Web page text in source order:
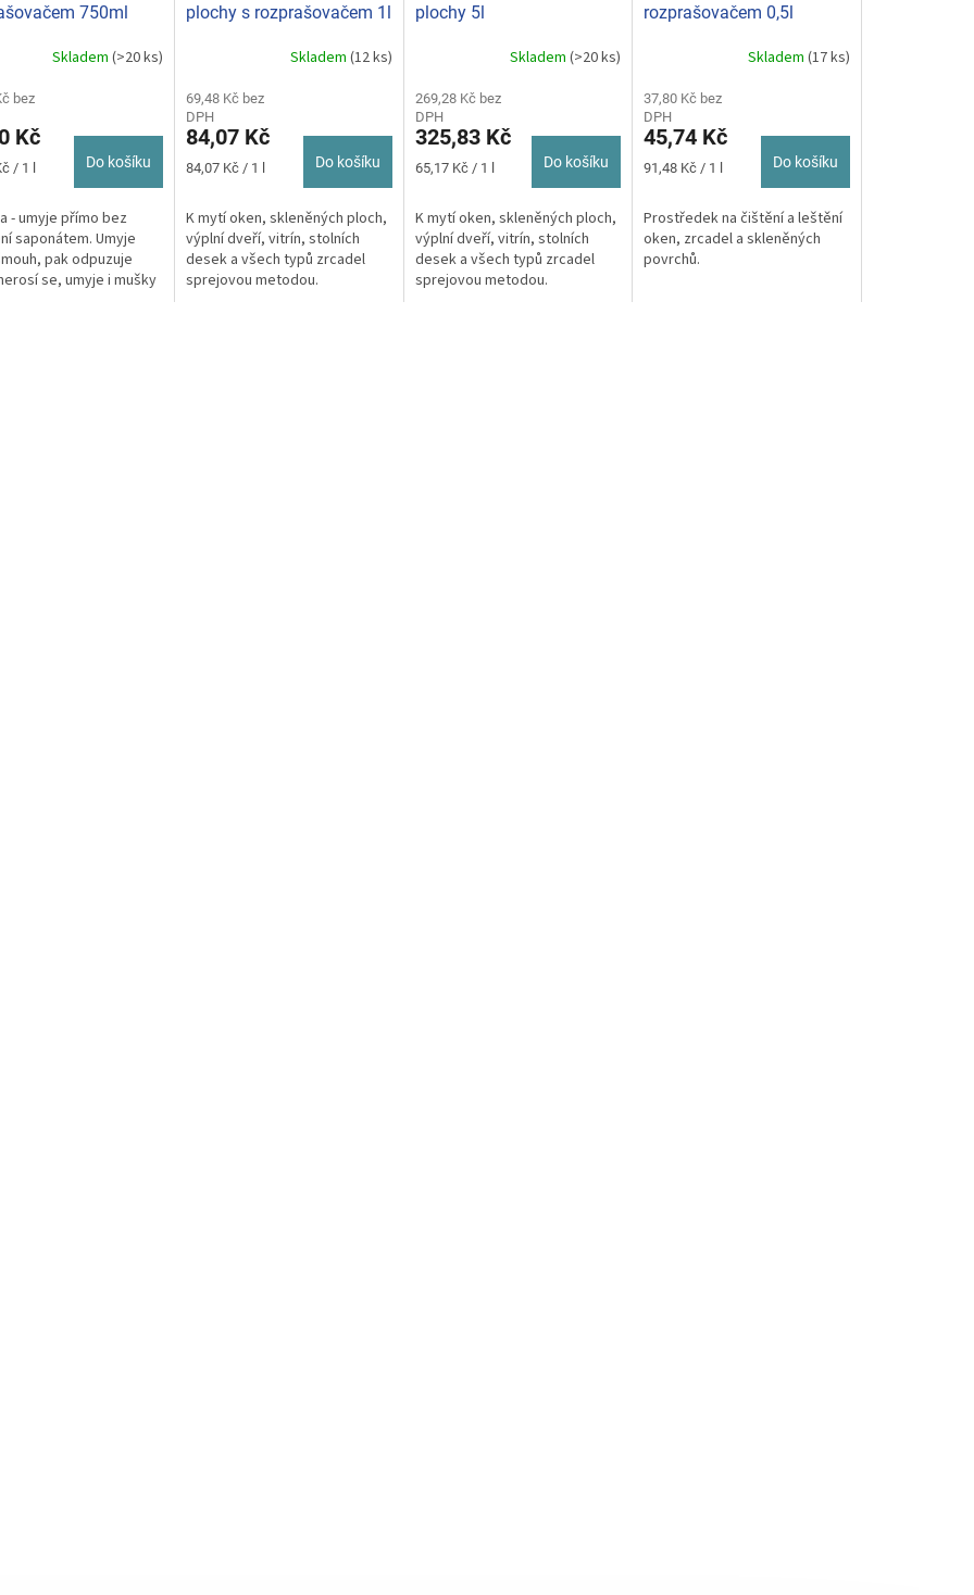
750ml
Skladem (>20 ks)
bez
Kč
/ 1 l Do košíku
- umyje přímo bez
saponátem. Umyje
pak odpuzuje
se, umyje i mušky
plochy s rozprašovačem 1l
produktu
je
5,0
z
Skladem (12 ks)
69,48 Kč bez
DPH
84,07 Kč
Měrná
84,07 Kč / 1 l Do košíku
K mytí oken, skleněných ploch,
výplní dveří, vitrín, stolních
desek a všech typů zrcadel
sprejovou metodou.
plochy 5l
produktu
je
5,0
z
Skladem(>20 ks)
269,28 Kč bez
DPH
325,83 Kč
Měrná
65,17 Kč / 1 l Do košíku
K mytí oken, skleněných ploch,
výplní dveří, vitrín, stolních
desek a všech typů zrcadel
sprejovou metodou.
rozprašovačem 0,5l
Skladem (17 ks)
37,80 Kč bez
DPH
45,74 Kč
Měrná
91,48 Kč / 1 l Do košíku
Prostředek na čištění a leštění
oken, zrcadel a skleněných
povrchů.